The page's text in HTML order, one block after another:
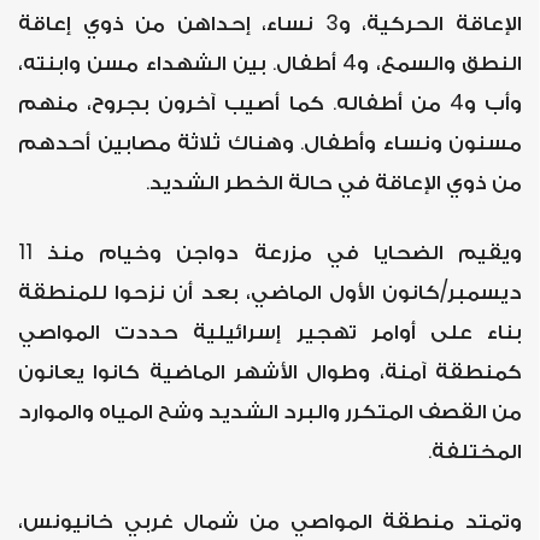
الإعاقة الحركية، و3 نساء، إحداهن من ذوي إعاقة
النطق والسمع، و4 أطفال. بين الشهداء مسن وابنته،
وأب و4 من أطفاله. كما أصيب آخرون بجروح، منهم
مسنون ونساء وأطفال. وهناك ثلاثة مصابين أحدهم
من ذوي الإعاقة في حالة الخطر الشديد.
ويقيم الضحايا في مزرعة دواجن وخيام منذ 11
ديسمبر/كانون الأول الماضي، بعد أن نزحوا للمنطقة
بناء على أوامر تهجير إسرائيلية حددت المواصي
كمنطقة آمنة، وطوال الأشهر الماضية كانوا يعانون
من القصف المتكرر والبرد الشديد وشح المياه والموارد
المختلفة.
وتمتد منطقة المواصي من شمال غربي خانيونس،